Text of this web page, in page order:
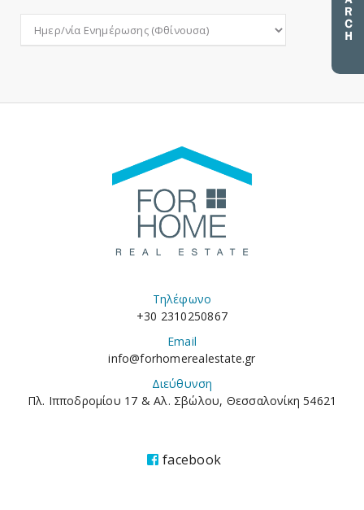
Τηλέφωνο
+30 2310250867
Email
info@forhomerealestate.gr
Διεύθυνση
Πλ. Ιπποδρομίου 17 & Αλ. Σβώλου, Θεσσαλονίκη 54621
facebook